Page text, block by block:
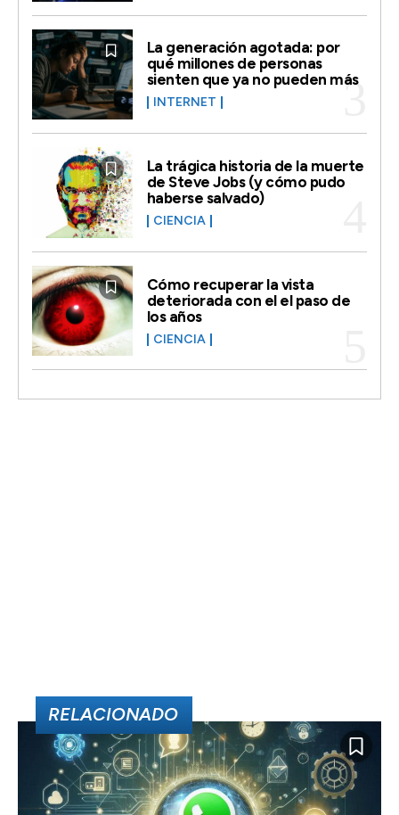
La generación agotada: por
qué millones de personas
sienten que ya no pueden más
INTERNET
La trágica historia de la muerte
de Steve Jobs (y cómo pudo
haberse salvado)
CIENCIA
Cómo recuperar la vista
deteriorada con el el paso de
los años
CIENCIA
RELACIONADO